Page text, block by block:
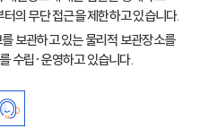
의 무단 접근을 제한하고 있습니다.
보관하고 있는 물리적 보관장소를
수립·운영하고 있습니다.